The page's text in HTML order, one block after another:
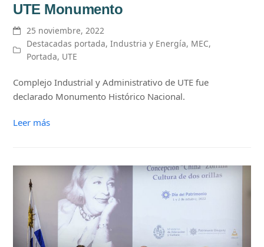
UTE Monumento
25 noviembre, 2022
Destacadas portada,Industria y Energía, MEC,
Portada, UTE
Complejo Industrial y Administrativo de UTE fue
declarado Monumento Histórico Nacional.
Leer más